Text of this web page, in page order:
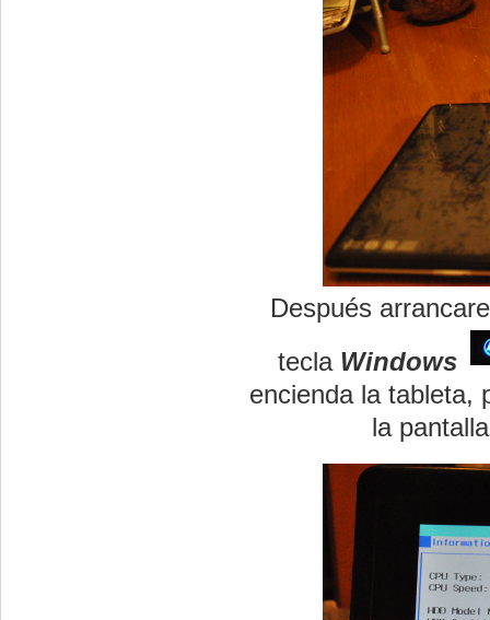
Después
tecla Windows
encienda la tableta,
la